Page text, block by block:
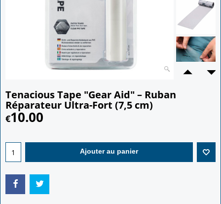
Tenacious Tape "Gear Aid" – Ruban
Réparateur Ultra-Fort (7,5 cm)
€10.00
Ajouter au panier